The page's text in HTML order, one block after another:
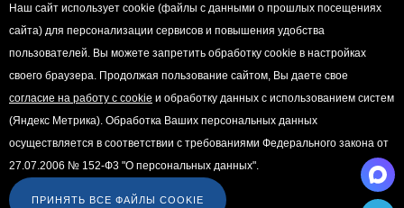
Наш сайт использует cookie (файлы с данными о прошлых посещениях
сайта) для персонализации сервисов и повышения удобства
пользователей. Вы можете запретить обработку cookie в настройках
своего браузера. Продолжая пользование сайтом, Вы даете свое
согласие на работу с cookie и обработку данных с использованием систем
(Яндекс Метрика). Обработка Ваших персональных данных
осуществляется в соответствии с требованиями Федерального закона от
27.07.2006 № 152-Ф3 "О персональных данных".
ПРИНЯТЬ ВСЕ ФАЙЛЫ COOKIE